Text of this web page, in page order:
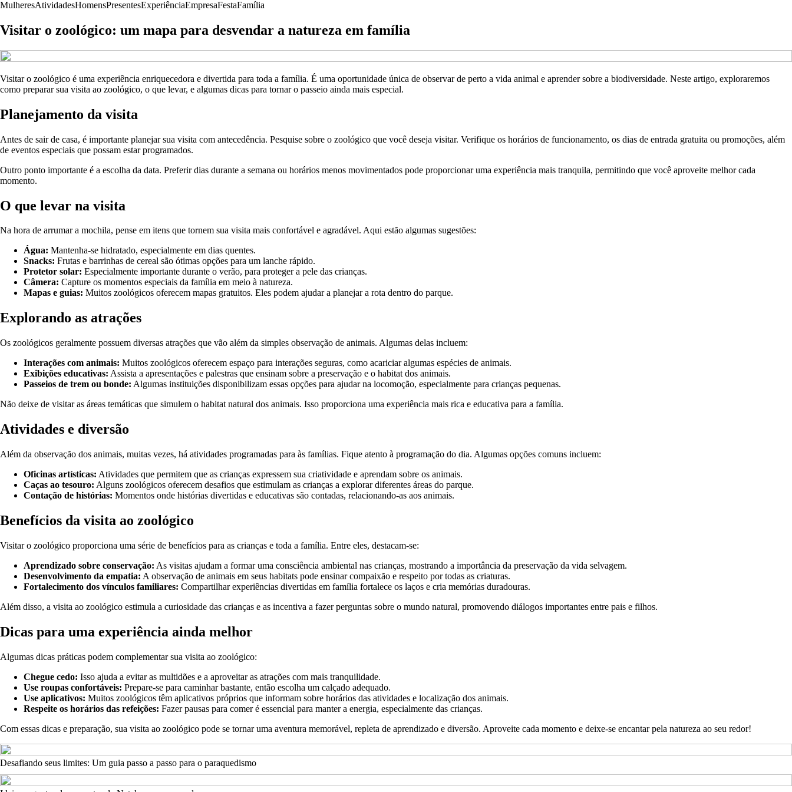
MulheresAtividadesHomensPresentesExperiênciaEmpresaFestaFamília
Visitar o zoológico: um mapa para desvendar a natureza em família
Visitar o zoológico é uma experiência enriquecedora e divertida para toda a família. É uma oportunidade única de observar de perto a vida animal e aprender sobre a biodiversidade. Neste artigo, exploraremos
como preparar sua visita ao zoológico, o que levar, e algumas dicas para tornar o passeio ainda mais especial.
Planejamento da visita
Antes de sair de casa, é importante planejar sua visita com antecedência. Pesquise sobre o zoológico que você deseja visitar. Verifique os horários de funcionamento, os dias de entrada gratuita ou promoções, além
de eventos especiais que possam estar programados.
Outro ponto importante é a escolha da data. Preferir dias durante a semana ou horários menos movimentados pode proporcionar uma experiência mais tranquila, permitindo que você aproveite melhor cada
momento.
O que levar na visita
Na hora de arrumar a mochila, pense em itens que tornem sua visita mais confortável e agradável. Aqui estão algumas sugestões:
Água: Mantenha-se hidratado, especialmente em dias quentes.
Snacks: Frutas e barrinhas de cereal são ótimas opções para um lanche rápido.
Protetor solar: Especialmente importante durante o verão, para proteger a pele das crianças.
Câmera: Capture os momentos especiais da família em meio à natureza.
Mapas e guias: Muitos zoológicos oferecem mapas gratuitos. Eles podem ajudar a planejar a rota dentro do parque.
Explorando as atrações
Os zoológicos geralmente possuem diversas atrações que vão além da simples observação de animais. Algumas delas incluem:
Interações com animais: Muitos zoológicos oferecem espaço para interações seguras, como acariciar algumas espécies de animais.
Exibições educativas: Assista a apresentações e palestras que ensinam sobre a preservação e o habitat dos animais.
Passeios de trem ou bonde: Algumas instituições disponibilizam essas opções para ajudar na locomoção, especialmente para crianças pequenas.
Não deixe de visitar as áreas temáticas que simulem o habitat natural dos animais. Isso proporciona uma experiência mais rica e educativa para a família.
Atividades e diversão
Além da observação dos animais, muitas vezes, há atividades programadas para às famílias. Fique atento à programação do dia. Algumas opções comuns incluem:
Oficinas artísticas: Atividades que permitem que as crianças expressem sua criatividade e aprendam sobre os animais.
Caças ao tesouro: Alguns zoológicos oferecem desafios que estimulam as crianças a explorar diferentes áreas do parque.
Contação de histórias: Momentos onde histórias divertidas e educativas são contadas, relacionando-as aos animais.
Benefícios da visita ao zoológico
Visitar o zoológico proporciona uma série de benefícios para as crianças e toda a família. Entre eles, destacam-se:
Aprendizado sobre conservação: As visitas ajudam a formar uma consciência ambiental nas crianças, mostrando a importância da preservação da vida selvagem.
Desenvolvimento da empatia: A observação de animais em seus habitats pode ensinar compaixão e respeito por todas as criaturas.
Fortalecimento dos vínculos familiares: Compartilhar experiências divertidas em família fortalece os laços e cria memórias duradouras.
Além disso, a visita ao zoológico estimula a curiosidade das crianças e as incentiva a fazer perguntas sobre o mundo natural, promovendo diálogos importantes entre pais e filhos.
Dicas para uma experiência ainda melhor
Algumas dicas práticas podem complementar sua visita ao zoológico:
Chegue cedo: Isso ajuda a evitar as multidões e a aproveitar as atrações com mais tranquilidade.
Use roupas confortáveis: Prepare-se para caminhar bastante, então escolha um calçado adequado.
Use aplicativos: Muitos zoológicos têm aplicativos próprios que informam sobre horários das atividades e localização dos animais.
Respeite os horários das refeições: Fazer pausas para comer é essencial para manter a energia, especialmente das crianças.
Com essas dicas e preparação, sua visita ao zoológico pode se tornar uma aventura memorável, repleta de aprendizado e diversão. Aproveite cada momento e deixe-se encantar pela natureza ao seu redor!
Desafiando seus limites: Um guia passo a passo para o paraquedismo